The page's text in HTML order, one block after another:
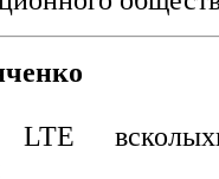
LTE